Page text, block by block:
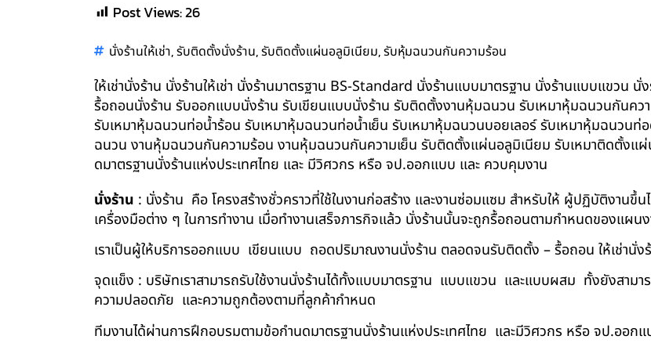
Post Views:26
นั่งร้านให้เช่า,รับติดตั้งนั่งร้าน,รับติดตั้งแผ่นอลูมิเนียม,รับหุ้มฉนวนกันความร้อน
ให้เช่านั่งร้าน นั่งร้านให้เช่า นั่งร้านมาตรฐาน BS-Standard นั่งร้านแบบมาตรฐาน นั่งร้านแบบแขวน
รื้อถอนนั่งร้าน รับออกแบบนั่งร้าน รับเขียนแบบนั่งร้าน รับติดตั้งงานหุ้มฉนวน รับเหมาหุ้มฉนวนกันคว
รับเหมาหุ้มฉนวนท่อน้ำร้อน รับเหมาหุ้มฉนวนท่อน้ำเย็น รับเหมาหุ้มฉนวนบอยเลอร์ รับเหมาหุ้มฉนว
ฉนวน งานหุ้มฉนวนกันความร้อน งานหุ้มฉนวนกันความเย็น รับติดตั้งแผ่นอลูมิเนียม รับเหมาติดตั้งแ
ดมาตรฐานนั่งร้านแห่งประเทศไทย และ มีวิศวกร หรือ จป.ออกแบบ และ ควบคุมงาน
นั่งร้าน : นั่งร้าน คือ โครงสร้างชั่วคราวที่ใช้ในงานก่อสร้าง และงานซ่อมแซม สำหรับให้ ผู้ปฏิบัติงาน
เครื่องมือต่าง ๆ ในการทำงาน เมื่อทำงานเสร็จภารกิจแล้ว นั่งร้านนั้นจะถูกรื้อถอนตามกำหนดของแผนง
เราเป็นผู้ให้บริการออกแบบ เขียนแบบ ถอดปริมาณงานนั่งร้าน ตลอดจนรับติดตั้ง – รื้อถอน ให้เช่านั่
จุดแข็ง : บริษัทเราสามารถรับใช้งานนั่งร้านได้ทั้งแบบมาตรฐาน แบบแขวน และแบบผสม ทั้งยังสาม
ความปลอดภัย และความถูกต้องตามที่ลูกค้ากำหนด
ทีมงานได้ผ่านการฝึกอบรมตามข้อกำนดมาตรฐานนั่งร้านแห่งประเทศไทย และมีวิศวกร หรือ จป.ออก